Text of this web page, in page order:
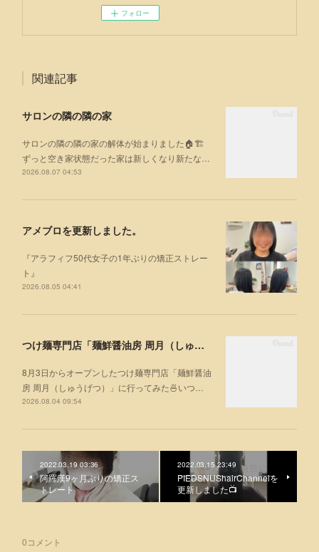
フォロー
関連記事
サロンの隣の隣の家
サロンの隣の隣の家の解体が始まりました🏠🏗
ずっと空き家状態だった家は新しくなり新たな…
2026.08.07 04:53
アメブロを更新しました。
『アラフィフ50代女子の1年ぶりの矯正ストレー
ト』
2026.08.05 04:41
つけ麺専門店「麺鮮醤油房 周月（しゅうげつ）」⁡ に行ってみた🍜
8月3日からオープンしたつけ麺専門店「麺鮮醤油
房 周月（しゅうげつ）」⁡に行ってみた🍜いつ…
2026.08.04 09:54
2022.03.19 03:36
阿羅漢9ヶ月ぶりの矯正ス
トレート
2022.03.15 23:49
PIEDSNUShairChannelを
更新しました📺
0コメント